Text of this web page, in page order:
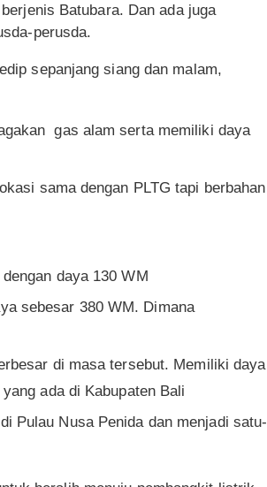
Batubara. Dan ada juga
perusda.
sepanjang siang dan malam,
gas alam serta memiliki daya
sama dengan PLTG tapi berbahan
daya 130 WM
sebesar 380 WM. Dimana
di masa tersebut. Memiliki daya
ada di Kabupaten Bali
Pulau Nusa Penida dan menjadi satu-